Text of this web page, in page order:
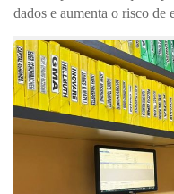
dados e aumenta o risco de